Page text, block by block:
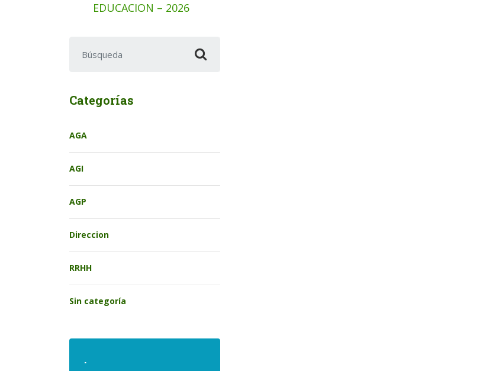
EDUCACION – 2026
Categorías
AGA
AGI
AGP
Direccion
RRHH
Sin categoría
.